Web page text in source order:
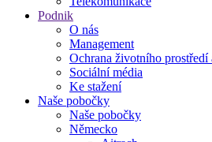
Podnik
O nás
Management
Ochrana životního prostředí
Sociální média
Ke stažení
Naše pobočky
Naše pobočky
Německo